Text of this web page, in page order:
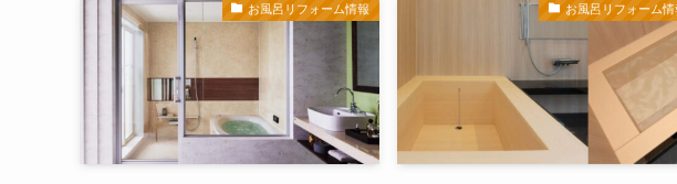
お風呂リフォーム情報 お風呂リフォーム情